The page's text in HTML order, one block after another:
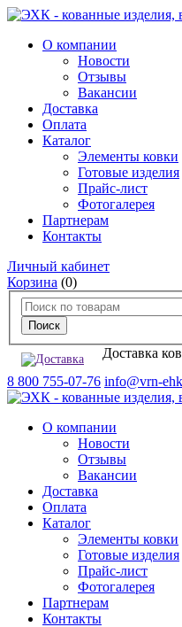
О компании
Новости
Отзывы
Вакансии
Доставка
Оплата
Каталог
Элементы ковки
Готовые изделия
Прайс-лист
Фотогалерея
Партнерам
Контакты
Личный кабинет
Корзина (0)
Доставка
8 800 755-07-76 info@vrn-
О компании
Новости
Отзывы
Вакансии
Доставка
Оплата
Каталог
Элементы ковки
Готовые изделия
Прайс-лист
Фотогалерея
Партнерам
Контакты